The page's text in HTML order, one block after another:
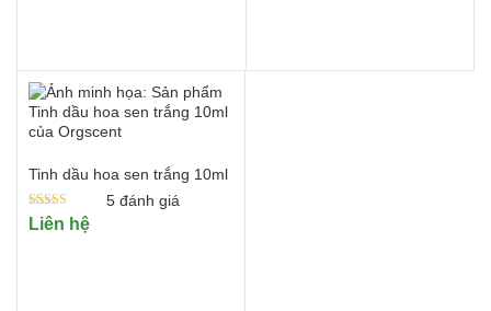
Tinh dầu hoa sen trắng 10ml
Được xếp
hạng
5đánh giá
Liên hệ